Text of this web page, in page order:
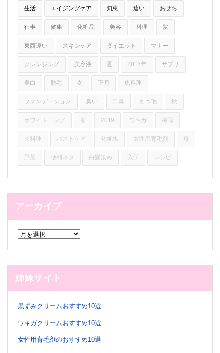
生活 エイジングケア 知恵 違い おせち
行事 健康 化粧品 美容 料理 髪
東西違い スキンケア ダイエット マナー
クレンジング 美容液 夏 2018年 サプリ
美白 脱毛 冬 正月 魚料理
ファンデーション 臭い 口臭 まつ毛 秋
ホワイトニング 春 2019 ワキガ 梅雨
肉料理 バストケア 化粧水 女性用育毛剤 母
野菜 便利ネタ 白髪染め 入学 レシピ
アーカイブ
ア
イ
ブ
姉妹サイト
黒ずみクリームおすすめ10選
ワキガクリームおすすめ10選
女性用育毛剤のおすすめ10選